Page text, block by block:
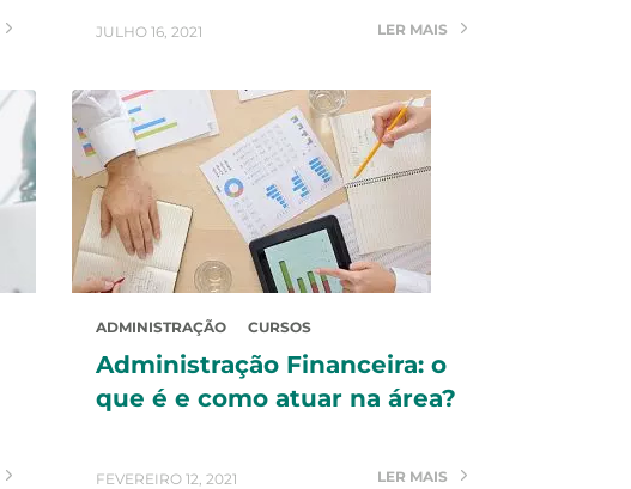
JULHO 16, 2021 LER MAIS
ADMINISTRAÇÃO CURSOS
Administração Financeira: o
que é e como atuar na área?
FEVEREIRO 12, 2021 LER MAIS